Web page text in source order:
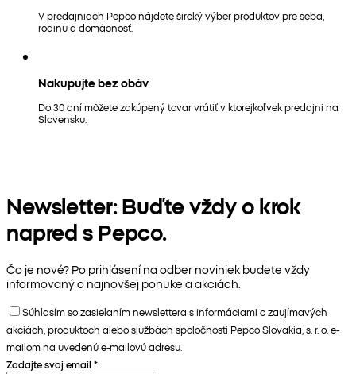
V predajniach Pepco nájdete široký výber produktov pre seba,
rodinu a domácnosť.
Nakupujte bez obáv
Do 30 dní môžete zakúpený tovar vrátiť v ktorejkoľvek predajni na
Slovensku.
Newsletter: Buďte vždy o krok
napred s Pepco.
Čo je nové? Po prihlásení na odber noviniek budete vždy
informovaný o najnovšej ponuke a akciách.
Súhlasím so zasielaním newslettera s informáciami o zaujímavých
akciách, produktoch alebo službách spoločnosti Pepco Slovakia, s. r. o. e-
mailom na uvedenú e-mailovú adresu.
Zadajte svoj email *